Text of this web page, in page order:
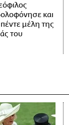
και
μέλη της
του